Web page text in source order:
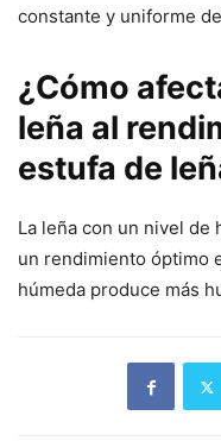
constante y uniforme
¿Cómo
leña al
estufa de
La leña con un nivel de
un rendimiento óptimo
húmeda produce más